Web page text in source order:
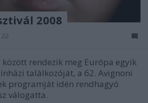
2008
rendezik meg Európa egyik
találkozóját, a 62. Avignoni
programját idén rendhagyó
válogatta.